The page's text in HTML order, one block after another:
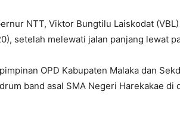
NTT, Viktor Bungtilu Laiskodat
setelah melewati jalan panjang lewat
OPD Kabupaten Malaka dan
band asal SMA Negeri Harekakae di